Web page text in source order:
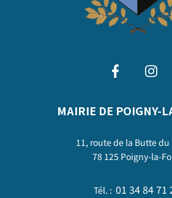
MAIRIE DE POIGNY-
11, route de la Butte
78 125 Poigny-la-
Tél. : 01 34 84 71